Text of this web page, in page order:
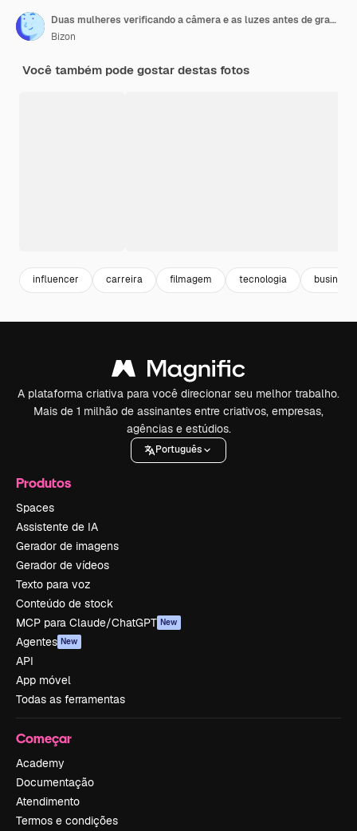
Duas mulheres verificando a câmera e as luzes antes de gravar
Bizon
Você também pode gostar destas fotos
influencer carreira filmagem tecnologia business
A plataforma criativa para você direcionar seu melhor trabalho.
Mais de 1 milhão de assinantes entre criativos, empresas,
agências e estúdios.
Português
Produtos
Spaces
Assistente de IA
Gerador de imagens
Gerador de vídeos
Texto para voz
Conteúdo de stock
MCP para Claude/ChatGPT New
Agentes New
API
App móvel
Todas as ferramentas
Começar
Academy
Documentação
Atendimento
Termos e condições